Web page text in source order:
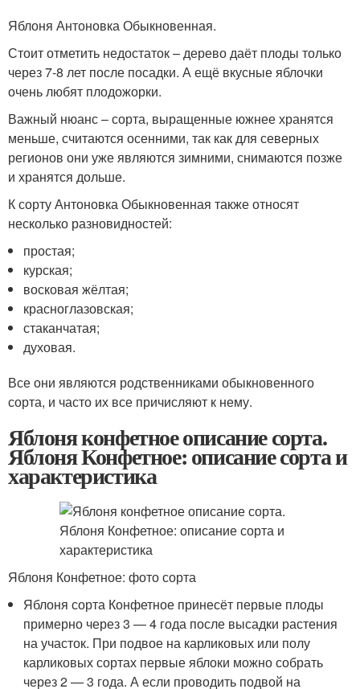
Яблоня Антоновка Обыкновенная.
Стоит отметить недостаток – дерево даёт плоды только
через 7-8 лет после посадки. А ещё вкусные яблочки
очень любят плодожорки.
Важный нюанс – сорта, выращенные южнее хранятся
меньше, считаются осенними, так как для северных
регионов они уже являются зимними, снимаются позже
и хранятся дольше.
К сорту Антоновка Обыкновенная также относят
несколько разновидностей:
простая;
курская;
восковая жёлтая;
красноглазовская;
стаканчатая;
духовая.
Все они являются родственниками обыкновенного
сорта, и часто их все причисляют к нему.
Яблоня конфетное описание сорта.
Яблоня Конфетное: описание сорта и
характеристика
Яблоня Конфетное: фото сорта
Яблоня сорта Конфетное принесёт первые плоды
примерно через 3 — 4 года после высадки растения
на участок. При подвое на карликовых или полу
карликовых сортах первые яблоки можно собрать
через 2 — 3 года. А если проводить подвой на